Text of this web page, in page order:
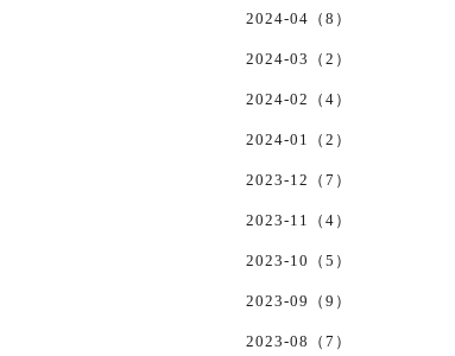
2024-04（8）
2024-03（2）
2024-02（4）
2024-01（2）
2023-12（7）
2023-11（4）
2023-10（5）
2023-09（9）
2023-08（7）